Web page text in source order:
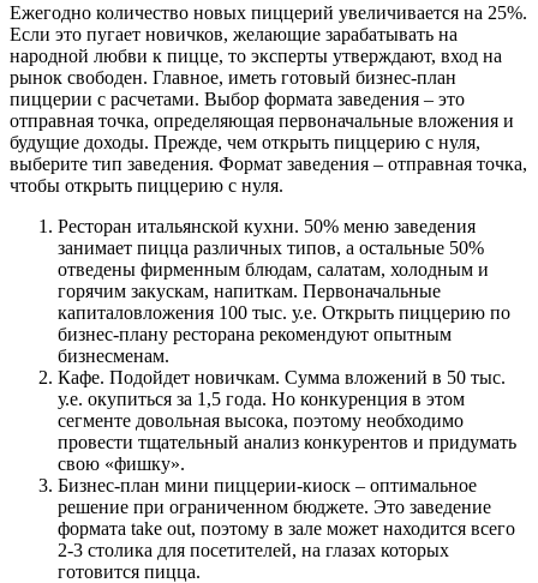
Ежегодно количество новых пиццерий увеличивается на 25%.
Если это пугает новичков, желающие зарабатывать на
народной любви к пицце, то эксперты утверждают, вход на
рынок свободен. Главное, иметь готовый бизнес-план
пиццерии с расчетами. Выбор формата заведения – это
отправная точка, определяющая первоначальные вложения и
будущие доходы. Прежде, чем открыть пиццерию с нуля,
выберите тип заведения. Формат заведения – отправная точка,
чтобы открыть пиццерию с нуля.
Ресторан итальянской кухни. 50% меню заведения
занимает пицца различных типов, а остальные 50%
отведены фирменным блюдам, салатам, холодным и
горячим закускам, напиткам. Первоначальные
капиталовложения 100 тыс. у.е. Открыть пиццерию по
бизнес-плану ресторана рекомендуют опытным
бизнесменам.
Кафе. Подойдет новичкам. Сумма вложений в 50 тыс.
у.е. окупиться за 1,5 года. Но конкуренция в этом
сегменте довольная высока, поэтому необходимо
провести тщательный анализ конкурентов и придумать
свою «фишку».
Бизнес-план мини пиццерии-киоск – оптимальное
решение при ограниченном бюджете. Это заведение
формата take out, поэтому в зале может находится всего
2-3 столика для посетителей, на глазах которых
готовится пицца.